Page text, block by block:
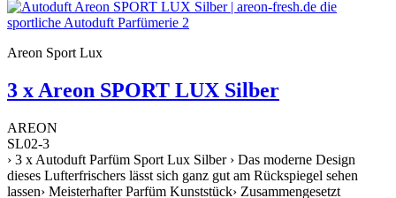
Areon Sport Lux
3 x Areon SPORT LUX Silber
AREON
SL02-3
› 3 x Autoduft Parfüm Sport Lux Silber › Das moderne Design
dieses Lufterfrischers lässt sich ganz gut am Rückspiegel sehen
lassen› Meisterhafter Parfüm Kunststück› Zusammengesetzt